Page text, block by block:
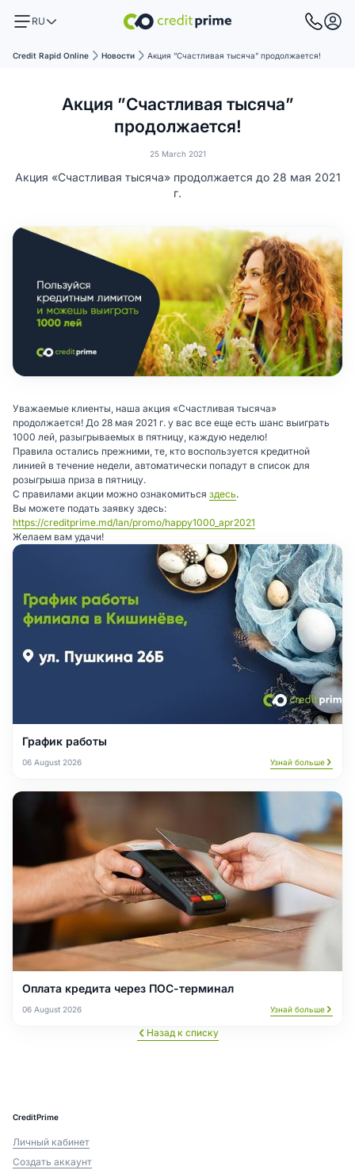
RU
Credit Rapid Online Новости Акция ”Счастливая тысяча” продолжается!
Акция ”Счастливая тысяча”
продолжается!
25 March 2021
Акция «Счастливая тысяча» продолжается до 28 мая 2021
г.
Уважаемые клиенты, наша акция «Счастливая тысяча»
продолжается! До 28 мая 2021 г. у вас все еще есть шанс выиграть
1000 лей, разыгрываемых в пятницу, каждую неделю!
Правила остались прежними, те, кто воспользуется кредитной
линией в течение недели, автоматически попадут в список для
розыгрыша приза в пятницу.
С правилами акции можно ознакомиться здесь.
Вы можете подать заявку здесь:
https://creditprime.md/lan/promo/happy1000_apr2021
Желаем вам удачи!
График работы
06 August 2026 Узнай больше
Оплата кредита через ПОС-терминал
06 August 2026 Узнай больше
Назад к списку
CreditPrime
Личный кабинет
Создать аккаунт